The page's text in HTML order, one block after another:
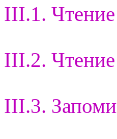
III.1. Чтение
III.2. Чтение
III.3.